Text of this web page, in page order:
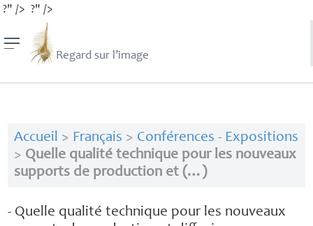
?" /> ?" />
Regard sur l’image
Accueil > Français > Conférences - Expositions
> Quelle qualité technique pour les nouveaux
supports de production et (…)
- Quelle qualité technique pour les nouveaux